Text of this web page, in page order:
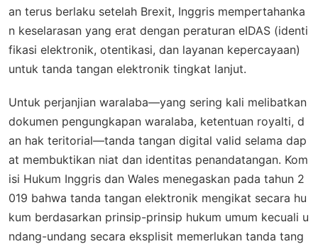
an terus berlaku setelah Brexit, Inggris mempertahanka
n keselarasan yang erat dengan peraturan eIDAS (identi
fikasi elektronik, otentikasi, dan layanan kepercayaan)
untuk tanda tangan elektronik tingkat lanjut.
Untuk perjanjian waralaba—yang sering kali melibatkan
dokumen pengungkapan waralaba, ketentuan royalti, d
an hak teritorial—tanda tangan digital valid selama dap
at membuktikan niat dan identitas penandatangan. Kom
isi Hukum Inggris dan Wales menegaskan pada tahun 2
019 bahwa tanda tangan elektronik mengikat secara hu
kum berdasarkan prinsip-prinsip hukum umum kecuali u
ndang-undang secara eksplisit memerlukan tanda tang